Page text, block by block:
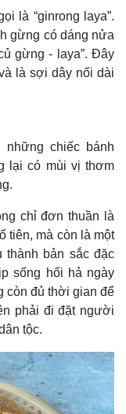
là “ginrong laya”.
gừng có dáng nửa
gừng - laya”. Đây
là sợi dây nối dài
những chiếc bánh
lại có mùi vị thơm
chỉ đơn thuần là
tiên, mà còn là một
thành bản sắc đặc
sống hối hả ngày
còn đủ thời gian để
phải đi đặt người
tộc.